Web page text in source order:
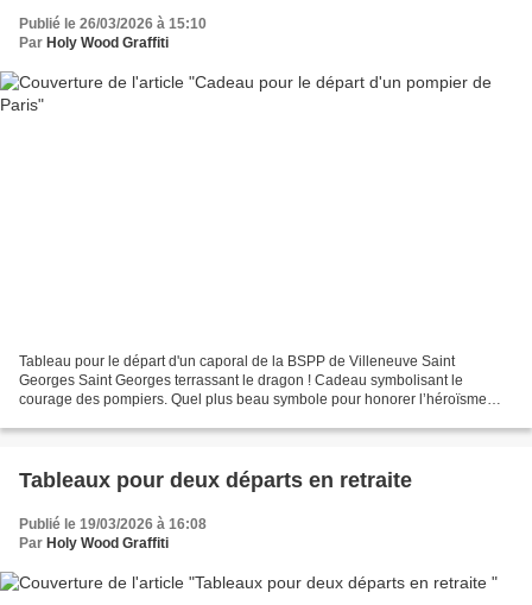
Publié le 26/03/2026 à 15:10
Par Holy Wood Graffiti
Tableau pour le départ d'un caporal de la BSPP de Villeneuve Saint
Georges Saint Georges terrassant le dragon ! Cadeau symbolisant le
courage des pompiers. Quel plus beau symbole pour honorer l’héroïsme
Tableaux pour deux départs en retraite
Publié le 19/03/2026 à 16:08
Par Holy Wood Graffiti